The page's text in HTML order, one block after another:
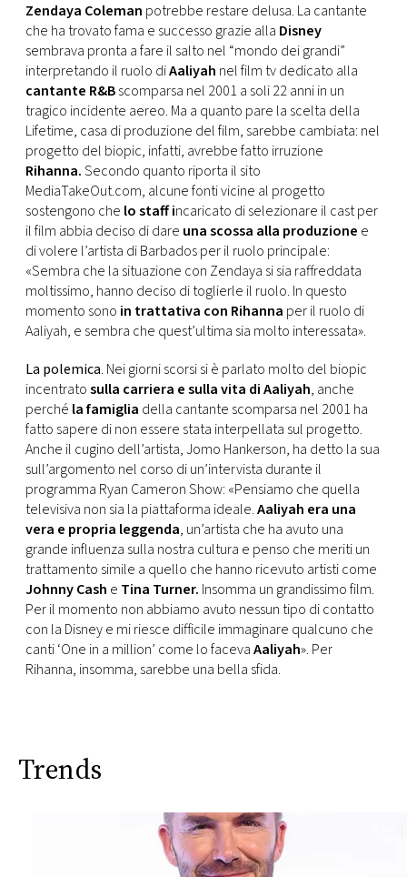
RMC
CONSIGLIA
Zendaya Coleman potrebbe restare delusa. La cantante
che ha trovato fama e successo grazie alla Disney
sembrava pronta a fare il salto nel “mondo dei grandi”
interpretando il ruolo diAaliyah nel film tv dedicato alla
cantante R&Bscomparsa nel 2001 a soli 22 anni in un
tragico incidente aereo. Ma a quanto pare la scelta della
Lifetime, casa di produzione del film, sarebbe cambiata: nel
progetto del biopic, infatti, avrebbe fatto irruzione
Rihanna.Secondo quanto riporta il sito
MediaTakeOut.com, alcune fonti vicine al progetto
sostengono che lo staff incaricato di selezionare il cast per
il film abbia deciso di dare una scossa alla produzione e
di volere l’artista di Barbados per il ruolo principale:
«Sembra che la situazione con Zendaya si sia raffreddata
moltissimo, hanno deciso di toglierle il ruolo. In questo
momento sono in trattativa con Rihanna per il ruolo di
Aaliyah, e sembra che quest’ultima sia molto interessata».
La polemica. Nei giorni scorsi si è parlato molto del biopic
incentratosulla carriera e sulla vita di Aaliyah, anche
perché la famiglia della cantante scomparsa nel 2001 ha
fatto sapere di non essere stata interpellata sul progetto.
Anche il cugino dell’artista, Jomo Hankerson, ha detto la sua
sull’argomento nel corso di un’intervista durante il
programma Ryan Cameron Show: «Pensiamo che quella
televisiva non sia la piattaforma ideale.Aaliyah era una
vera e propria leggenda, un’artista che ha avuto una
grande influenza sulla nostra cultura e penso che meriti un
trattamento simile a quello che hanno ricevuto artisti come
Johnny Cash e Tina Turner. Insomma un grandissimo film.
Per il momento non abbiamo avuto nessun tipo di contatto
con la Disney e mi riesce difficile immaginare qualcuno che
canti ‘One in a million’ come lo facevaAaliyah». Per
Rihanna, insomma, sarebbe una bella sfida.
Trends